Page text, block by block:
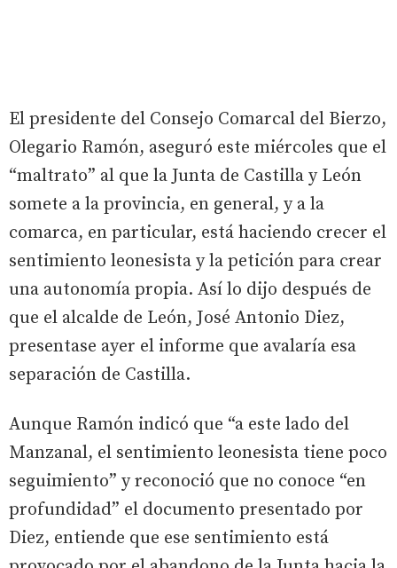
El presidente del Consejo Comarcal del Bierzo,
Olegario Ramón, aseguró este miércoles que el
“maltrato” al que la Junta de Castilla y León
somete a la provincia, en general, y a la
comarca, en particular, está haciendo crecer el
sentimiento leonesista y la petición para crear
una autonomía propia. Así lo dijo después de
que el alcalde de León, José Antonio Diez,
presentase ayer el informe que avalaría esa
separación de Castilla.
Aunque Ramón indicó que “a este lado del
Manzanal, el sentimiento leonesista tiene poco
seguimiento” y reconoció que no conoce “en
profundidad” el documento presentado por
Diez, entiende que ese sentimiento está